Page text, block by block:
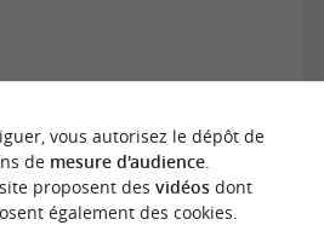
vous autorisez le dépôt de
de mesure d'audience.
proposent des vidéosdont
également des cookies.